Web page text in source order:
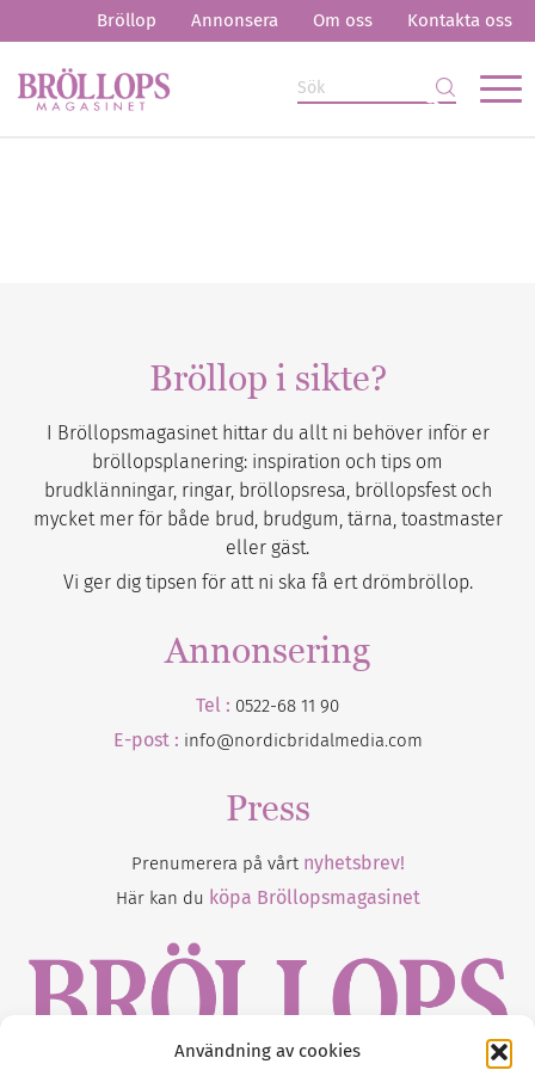
Användning av cookies
Bröllop Annonsera Om oss Kontakta oss
Bröllop i sikte?
I Bröllopsmagasinet hittar du allt ni behöver inför er
bröllopsplanering: inspiration och tips om
brudklänningar, ringar, bröllopsresa, bröllopsfest och
mycket mer för både brud, brudgum, tärna, toastmaster
eller gäst.
Vi ger dig tipsen för att ni ska få ert drömbröllop.
Annonsering
Tel : 0522-68 11 90
E-post : info@nordicbridalmedia.com
Press
Prenumerera på vårt nyhetsbrev!
Här kan du köpa Bröllopsmagasinet